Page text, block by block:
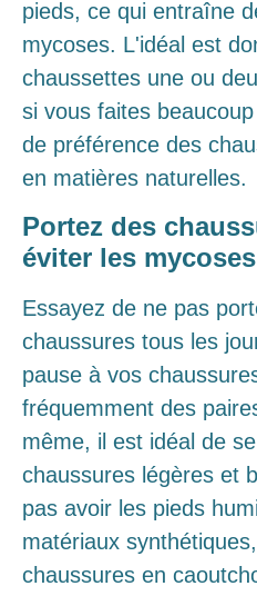
pieds, ce qui entraîne
mycoses. L'idéal est
chaussettes une ou
si vous faites
de préférence des
en matières naturelles.
Portez des
éviter les
Essayez de ne pas
chaussures tous les
pause à vos
fréquemment des
même, il est idéal de
chaussures légères et
pas avoir les pieds
matériaux
chaussures en